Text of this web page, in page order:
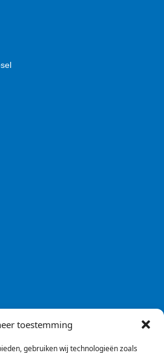
toestemming
gebruiken wij technologieën zoals